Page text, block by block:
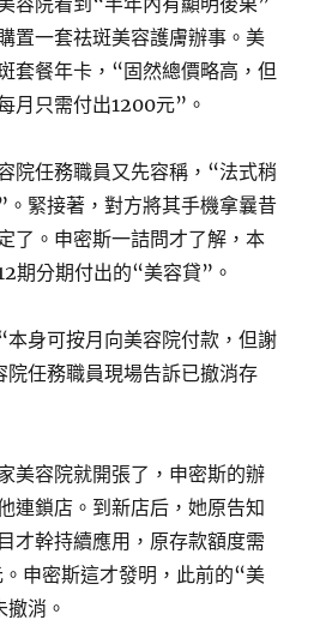
置一套祛斑美容護膚辦事。美
套餐年卡，“固然總價略高，但
月只需付出1200元”。
院任務職員又先容稱，“法式稍
緊接著，對方將其手機拿曩昔
了。申密斯一詰問才了解，本
期分期付出的“美容貸”。
身可按月向美容院付款，但謝
任務職員現場告訴已撤消存
美容院就開張了，申密斯的辦
連鎖店。到新店后，她原告知
才幹持續應用，原存款額度需
申密斯這才發明，此前的“美
消。